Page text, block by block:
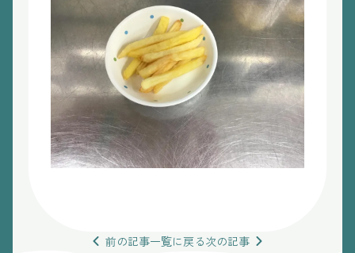
前の記事一覧に戻る次の記事